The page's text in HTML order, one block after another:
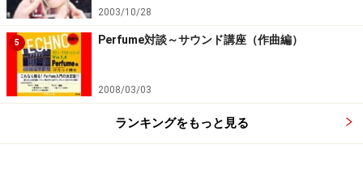
2003/10/28
5 Perfume対談～サウンド講座（作曲編）
2008/03/03
ランキングをもっと見る